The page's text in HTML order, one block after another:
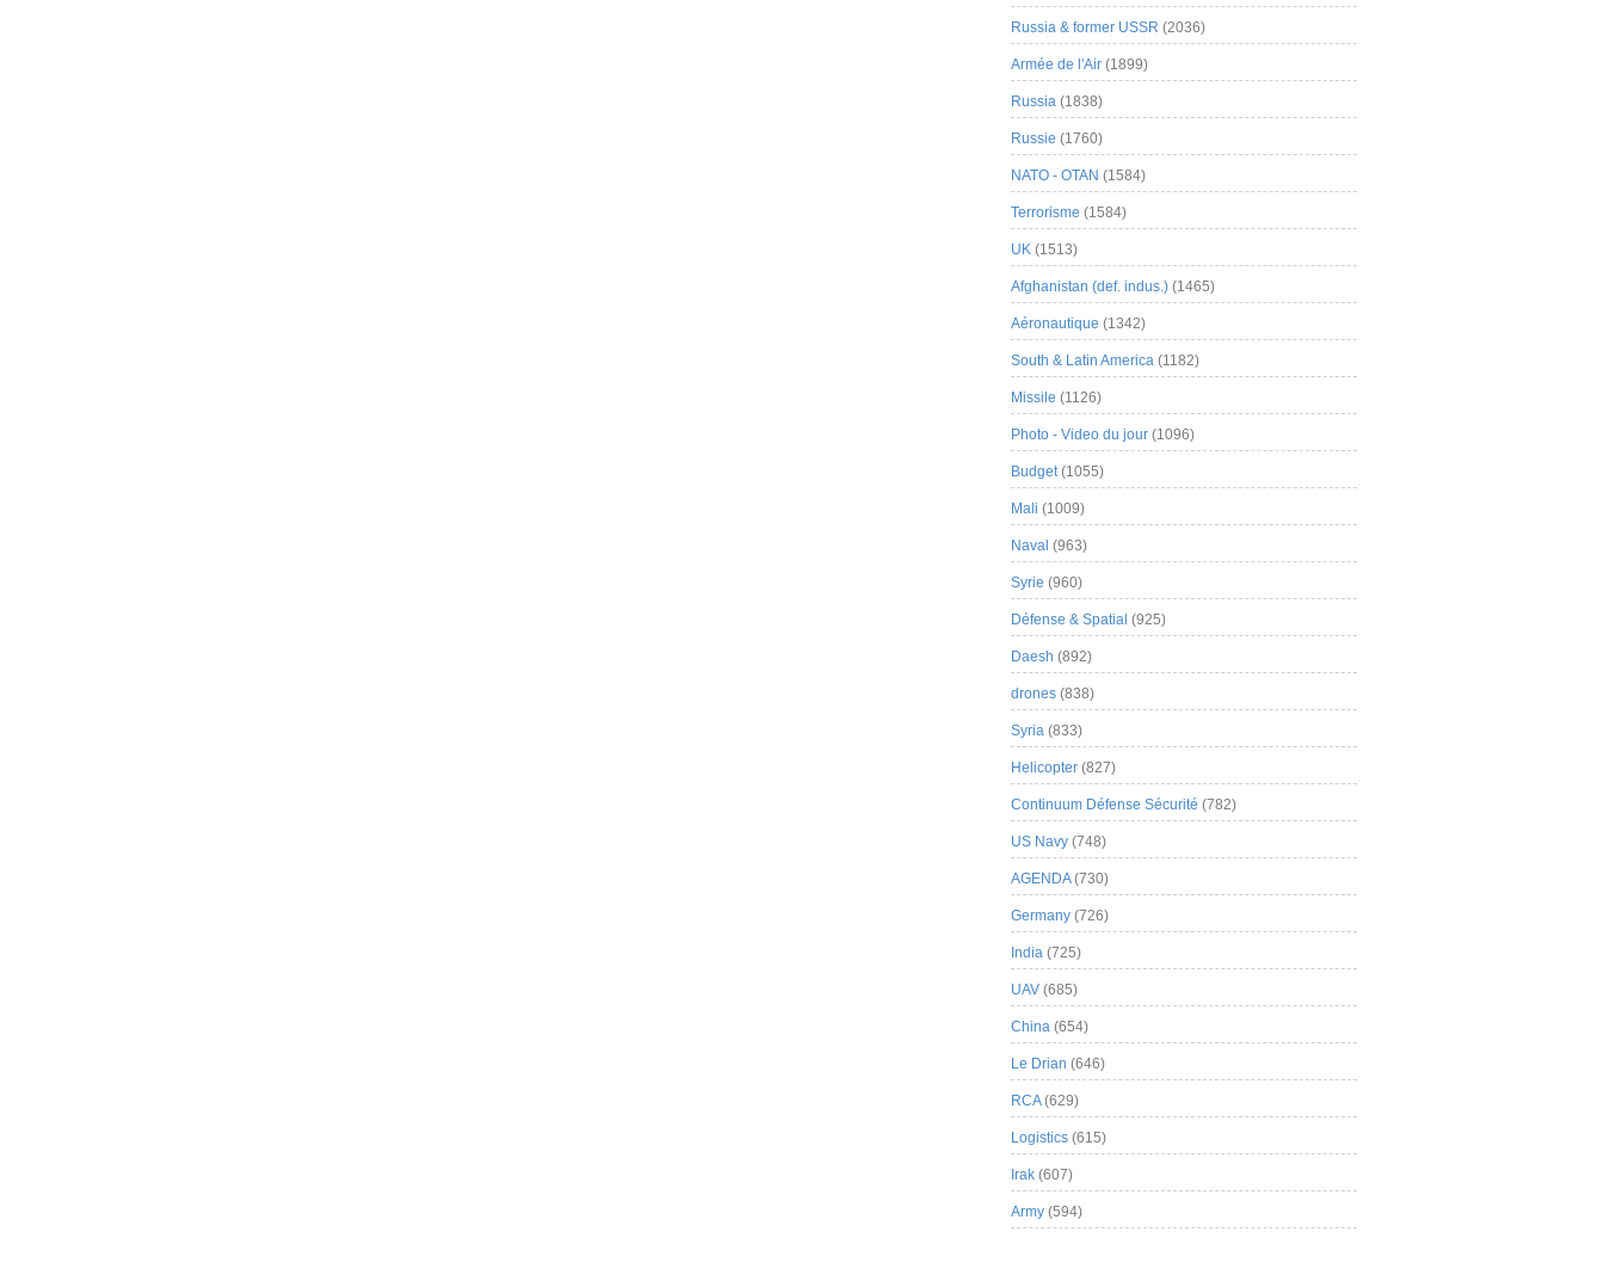
Russia & former USSR (2036)
Armée de l'Air (1899)
Russia (1838)
Russie (1760)
NATO - OTAN (1584)
Terrorisme (1584)
UK (1513)
Afghanistan (def. indus.) (1465)
Aéronautique (1342)
South & Latin America (1182)
Missile (1126)
Photo - Video du jour (1096)
Budget(1055)
Mali (1009)
Naval (963)
Syrie (960)
Défense & Spatial (925)
Daesh (892)
drones (838)
Syria (833)
Helicopter (827)
Continuum Défense Sécurité (782)
US Navy (748)
AGENDA(730)
Germany (726)
India (725)
UAV (685)
China (654)
Le Drian (646)
RCA(629)
Logistics (615)
Irak (607)
Army (594)